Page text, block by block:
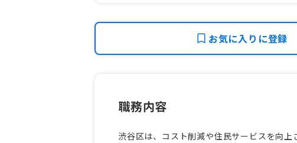
お気に入りに登録
職務内容
渋谷区は、コスト削減や住民サービスを向